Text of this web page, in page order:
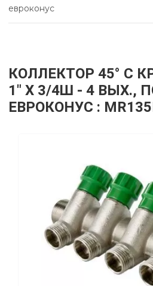
евроконус
КОЛЛЕКТОР 45° С
1" Х 3/4Ш - 4 ВЫХ.,
ЕВРОКОНУС :